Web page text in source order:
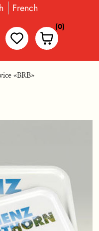
French
(0)
«BRB»